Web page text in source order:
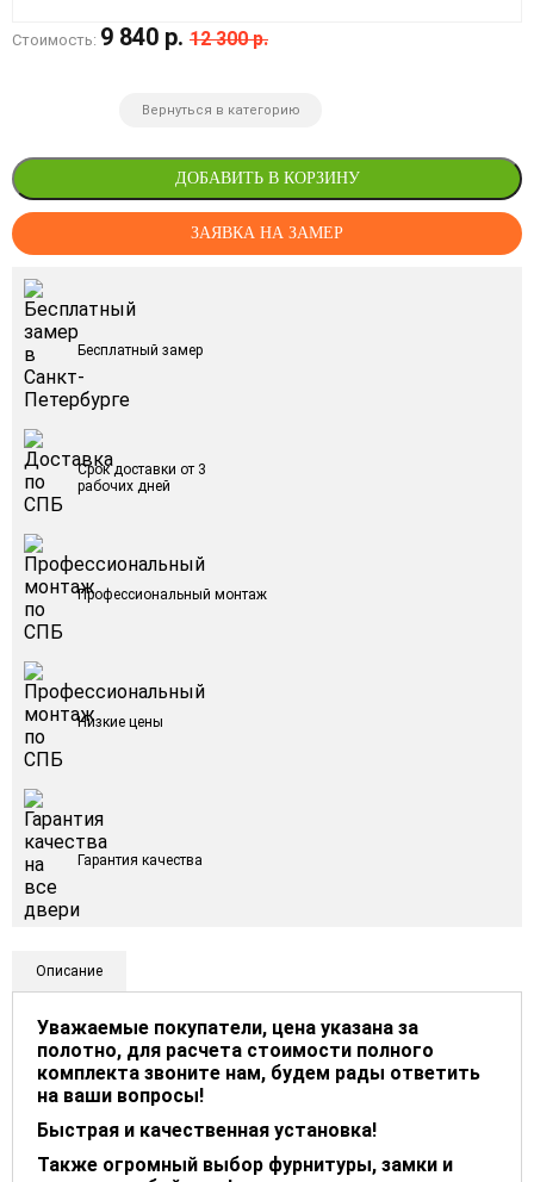
Стоимость: 9 840 р. 12 300 р.
Вернуться в категорию
ДОБАВИТЬ В КОРЗИНУ
ЗАЯВКА НА ЗАМЕР
Бесплатный замер
Срок доставки от 3
рабочих дней
Профессиональный монтаж
Низкие цены
Гарантия качества
Описание
Уважаемые покупатели, цена указана за
полотно, для расчета стоимости полного
комплекта звоните нам, будем рады ответить
на ваши вопросы!
Быстрая и качественная установка!
Также огромный выбор фурнитуры, замки и